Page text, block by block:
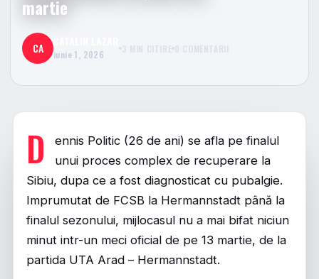
martie
CA iunie 1, 2026 3 MIN CITIRE 0 COMENTARII
D
ennis Politic (26 de ani) se afla pe finalul
unui proces complex de recuperare la
Sibiu, dupa ce a fost diagnosticat cu pubalgie.
Imprumutat de FCSB la Hermannstadt până la
finalul sezonului, mijlocasul nu a mai bifat niciun
minut intr-un meci oficial de pe 13 martie, de la
partida UTA Arad – Hermannstadt.